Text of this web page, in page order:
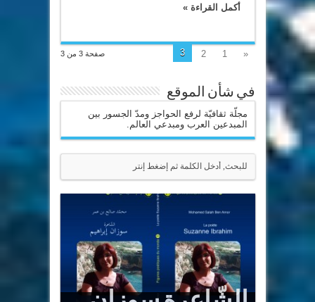
أكمل القراءة »
صفحة 3 من 3 «
1
2
3
في شأن الموقع
مجلّة ثقافيّة لرفع الحواجز ومدّ الجسور بين
المبدعين العرب ومبدعي العالم.